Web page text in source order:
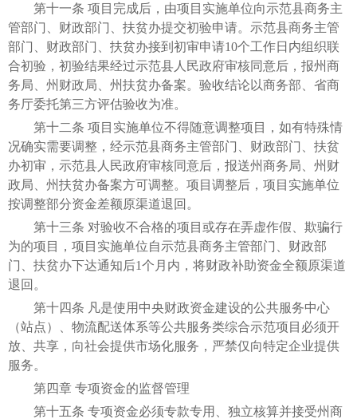
第十一条 项目完成后，由项目实施单位向示范县商务主
管部门、财政部门、扶贫办提交初验申请。示范县商务主管
部门、财政部门、扶贫办接到初审申请10个工作日内组织联
合初验，初验结果经过示范县人民政府审核同意后，报州商
务局、州财政局、州扶贫办备案。验收结论以商务部、省商
务厅委托第三方评估验收为准。
第十二条 项目实施单位不得随意调整项目，如有特殊情
况确实需要调整，经示范县商务主管部门、财政部门、扶贫
办初审，示范县人民政府审核同意后，报送州商务局、州财
政局、州扶贫办备案方可调整。项目调整后，项目实施单位
按调整部分资金差额原渠道退回。
第十三条 对验收不合格的项目或存在弄虚作假、欺骗行
为的项目，项目实施单位自示范县商务主管部门、财政部
门、扶贫办下达通知后1个月内，将财政补助资金全额原渠道
退回。
第十四条 凡是使用中央财政资金建设的公共服务中心
（站点）、物流配送体系等公共服务类综合示范项目必须开
放、共享，向社会提供市场化服务，严禁仅向特定企业提供
服务。
第四章 专项资金的监督管理
第十五条 专项资金必须专款专用、独立核算并接受州商